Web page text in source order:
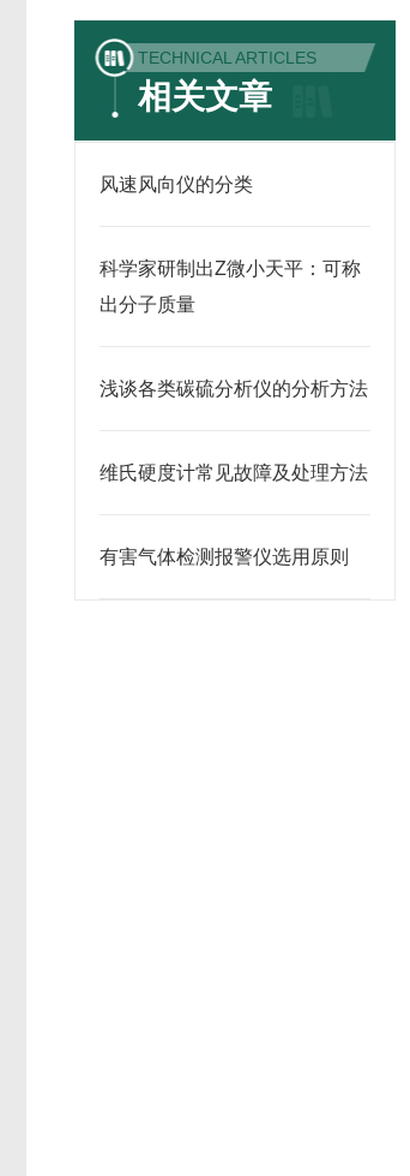
TECHNICAL ARTICLES
相关文章
风速风向仪的分类
科学家研制出Z微小天平：可称
出分子质量
浅谈各类碳硫分析仪的分析方法
维氏硬度计常见故障及处理方法
有害气体检测报警仪选用原则